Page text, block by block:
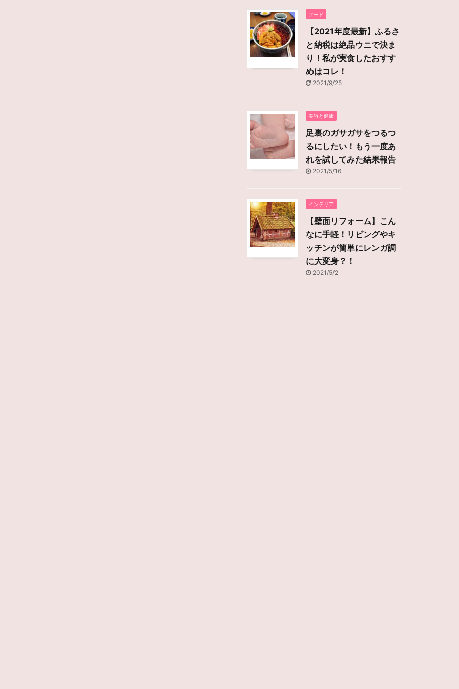
フード
【2021年度最新】ふるさ
と納税は絶品ウニで決ま
り！私が実食したおすす
めはコレ！
2021/9/25
美容と健康
足裏のガサガサをつるつ
るにしたい！もう一度あ
れを試してみた結果報告
2021/5/16
インテリア
【壁面リフォーム】こん
なに手軽！リビングやキ
ッチンが簡単にレンガ調
に大変身？！
2021/5/2